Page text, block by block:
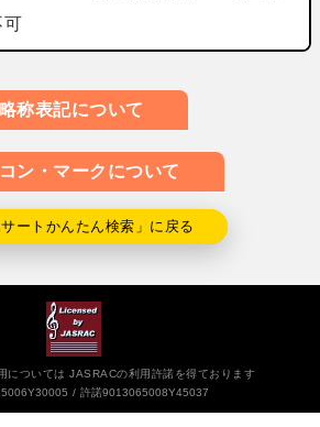
可
称表記について
ン・マークについて
ートかんたん検索」に戻る
については JASRACの利用許諾を得ております
許諾9013065008Y45037